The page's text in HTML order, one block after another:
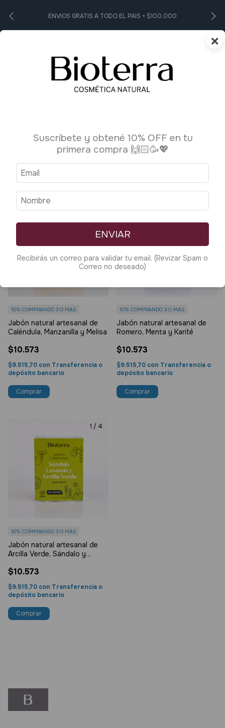
ENVIOS GRATIS A TODO EL PAIS + $100.000
0
Jabones 3 productos
Ordenar por:
Jabón natural artesanal de
Caléndula, Manzanilla y Melisa
$10.573
10% COMPRANDO 3 O MÁS
$9.515,70 con Transferencia o
depósito bancario
Jabón natural artesanal de
Romero, Menta y Karité
$10.573
10% COMPRANDO 3 O MÁS
$9.515,70 con Transferencia o
depósito bancario
1 / 4
Jabón natural artesanal de
Arcilla Verde, Sándalo y
$10.573
10% COMPRANDO 3 O MÁS
$9.515,70 con Transferencia o
depósito bancario
×
Suscríbete y obtené 10% OFF en tu
primera compra 🙌🏻🥳💖
ENVIAR
Recibirás un correo para validar tu email. (Revizar Spam o
Correo no deseado)